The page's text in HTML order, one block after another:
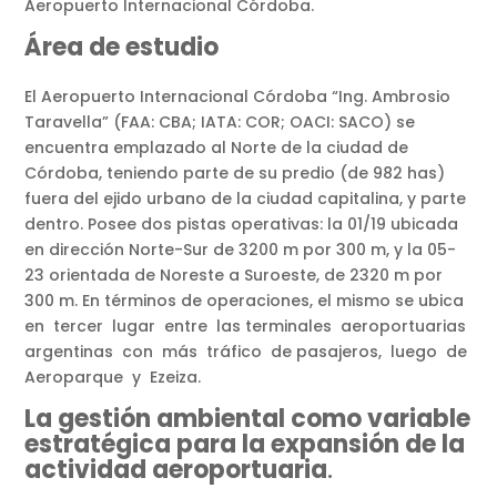
Aeropuerto Internacional Córdoba.
Área de estudio
El Aeropuerto Internacional Córdoba “Ing. Ambrosio
Taravella” (FAA: CBA; IATA: COR; OACI: SACO) se
encuentra emplazado al Norte de la ciudad de
Córdoba, teniendo parte de su predio (de 982 has)
fuera del ejido urbano de la ciudad capitalina, y parte
dentro. Posee dos pistas operativas: la 01/19 ubicada
en dirección Norte-Sur de 3200 m por 300 m, y la 05-
23 orientada de Noreste a Suroeste, de 2320 m por
300 m. En términos de operaciones, el mismo se ubica
en tercer lugar entre las terminales aeroportuarias
argentinas con más tráfico de pasajeros, luego de
Aeroparque y Ezeiza.
La gestión ambiental como variable
estratégica para la expansión de la
actividad aeroportuaria.